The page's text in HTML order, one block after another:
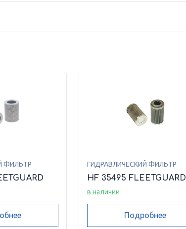
ФИЛЬТР ГИДРАВЛИЧЕСКИЙ ФИЛЬТР
HF 35495 FLEETGUARD
в наличии
Подробнее